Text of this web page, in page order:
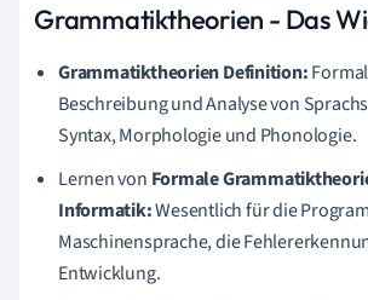
Grammatiktheorien - Das
Grammatiktheorien Definition:
Beschreibung und Analyse von
Syntax, Morphologie und Phonologie.
Lernen von Formale
Informatik:Wesentlich für die
Maschinensprache, die
Entwicklung.